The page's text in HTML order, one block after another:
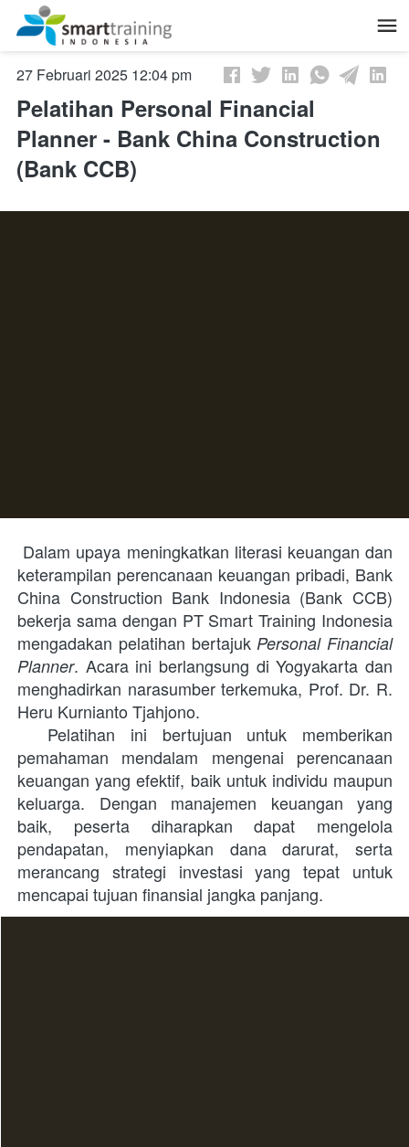
February 27, 2025, 5:04 am
Pelatihan Personal Financial
Planner - Bank China Construction
(Bank CCB)
keterampilan perencanaan keuangan pribadi, Bank
China Construction Bank Indonesia (Bank CCB)
bekerja sama dengan PT Smart Training Indonesia
mengadakan pelatihan bertajuk Personal Financial
Planner. Acara ini berlangsung di Yogyakarta dan
menghadirkan narasumber terkemuka, Prof. Dr. R.
Heru Kurnianto Tjahjono.
Pelatihan ini bertujuan untuk memberikan
pemahaman mendalam mengenai perencanaan
keuangan yang efektif, baik untuk individu maupun
keluarga. Dengan manajemen keuangan yang
baik, peserta diharapkan dapat mengelola
pendapatan, menyiapkan dana darurat, serta
merancang strategi investasi yang tepat untuk
mencapai tujuan finansial jangka panjang.